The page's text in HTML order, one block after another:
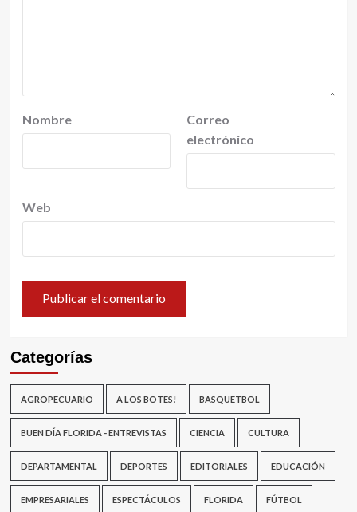
Nombre
Correo
electrónico
Web
Categorías
AGROPECUARIO A LOS BOTES! BASQUETBOL
BUEN DÍA FLORIDA - ENTREVISTAS CIENCIA CULTURA
DEPARTAMENTAL DEPORTES EDITORIALES EDUCACIÓN
EMPRESARIALES ESPECTÁCULOS FLORIDA FÚTBOL